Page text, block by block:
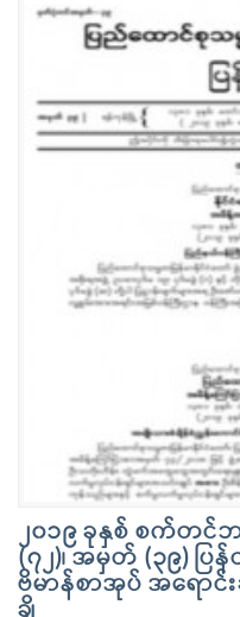
၂၀၁၉ ခုနှစ် စက်တ
(၇၂)၊ အမှတ် (၃၉) ပြ
ဗိမာန်စာအုပ် အရောင်